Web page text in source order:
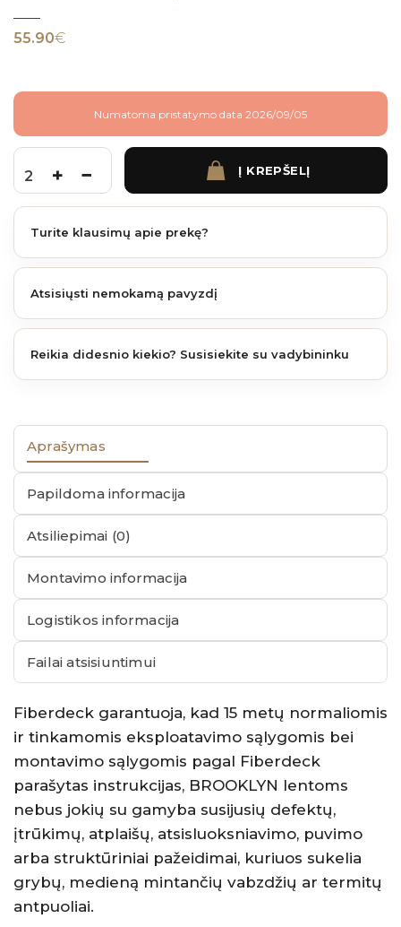
55.90€
Numatoma pristatymo data 2026/09/05
produkto kiekis: Fiberdeck Brooklyn 138 mm plotis 5 m. (išlengvintos) Dark grey
Į KREPŠELĮ
Turite klausimų apie prekę?
Atsisiųsti nemokamą pavyzdį
Reikia didesnio kiekio? Susisiekite su vadybininku
Aprašymas
Papildoma informacija
Atsiliepimai (0)
Montavimo informacija
Logistikos informacija
Failai atsisiuntimui
Fiberdeck garantuoja, kad 15 metų normaliomis
ir tinkamomis eksploatavimo sąlygomis bei
montavimo sąlygomis pagal Fiberdeck
parašytas instrukcijas, BROOKLYN lentoms
nebus jokių su gamyba susijusių defektų,
įtrūkimų, atplaišų, atsisluoksniavimo, puvimo
arba struktūriniai pažeidimai, kuriuos sukelia
grybų, medieną mintančių vabzdžių ar termitų
antpuoliai.